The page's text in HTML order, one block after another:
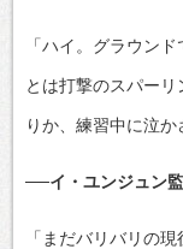
「ハイ。グラウン
とは打撃のスパー
りか、練習中に泣か
──イ・ユンジュン
「まだバリバリの現